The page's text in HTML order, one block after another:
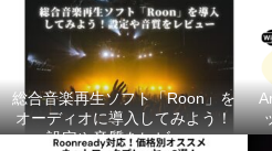
総合音楽再生ソフト「Roon」を
オーディオに導入してみよう！
設定や音質をレビュー